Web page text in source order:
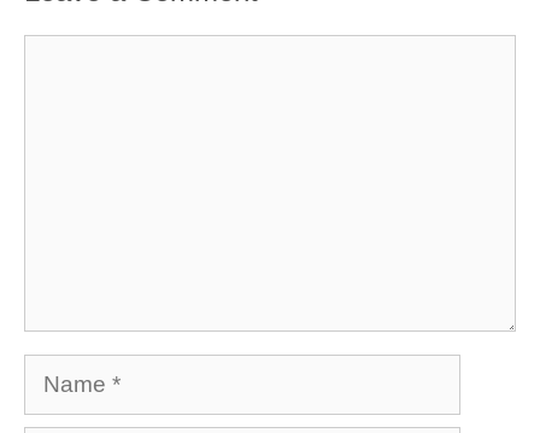
Name